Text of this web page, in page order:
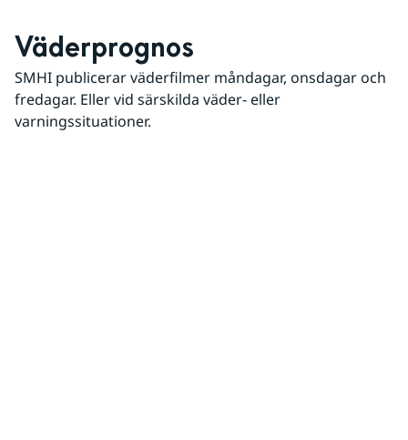
Väderprognos
SMHI publicerar väderfilmer måndagar, onsdagar och
fredagar. Eller vid särskilda väder- eller
varningssituationer.